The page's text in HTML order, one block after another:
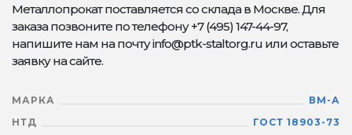
Металлопрокат поставляется со склада в Москве. Для
заказа позвоните по телефону +7 (495) 147-44-97,
напишите нам на почту info@ptk-staltorg.ru или оставьте
заявку на сайте.
МАРКА
ВМ-А
НТД
ГОСТ 18903-73